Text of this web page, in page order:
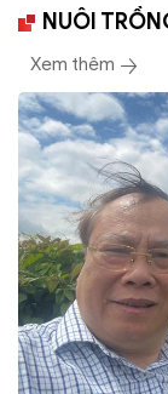
NUÔI
Xem thêm